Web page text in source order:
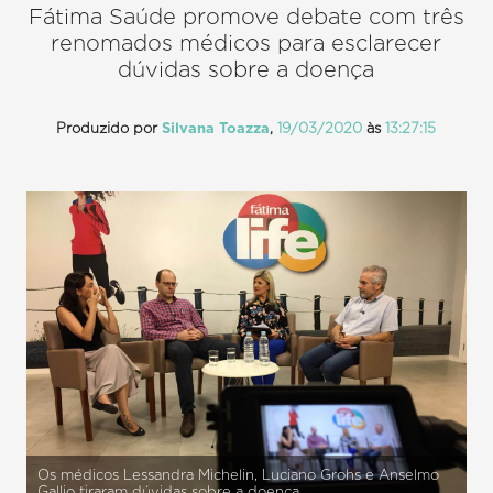
Fátima Saúde promove debate com três
renomados médicos para esclarecer
dúvidas sobre a doença
Produzido porSilvana Toazza,19/03/2020 às13:27:15
Os médicos Lessandra Michelin, Luciano Grohs e Anselmo